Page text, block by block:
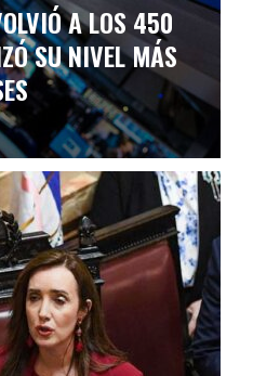
A LOS 450
SU NIVEL MÁS